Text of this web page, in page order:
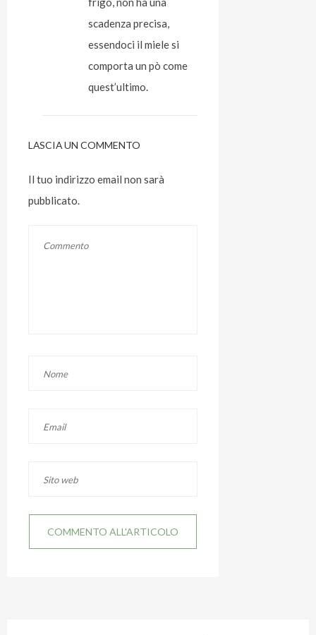
scadenza precisa,
essendoci il miele si
comporta un pò come
quest’ultimo.
LASCIA UN COMMENTO
Il tuo indirizzo email non sarà
pubblicato.